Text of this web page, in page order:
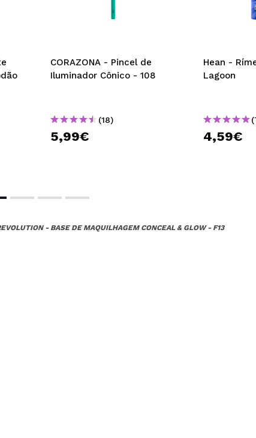
CORAZONA - Pincel de
Iluminador Cônico - 108
(18)
5,99€
Hean -
Lagoon
4,59€
- BASE DE MAQUILHAGEM CONCEAL & GLOW - F13